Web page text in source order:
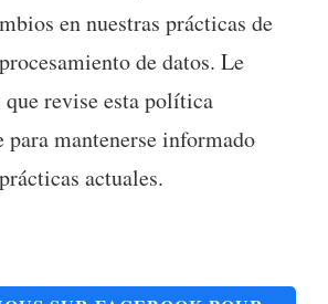
en nuestras prácticas de
de datos. Le
que revise esta política
mantenerse informado
actuales.